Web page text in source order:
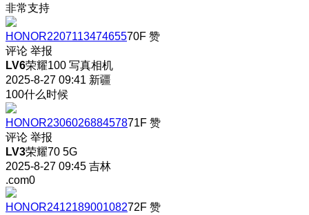
非常支持
HONOR220711347465570F 赞
评论 举报
LV6荣耀100 写真相机
2025-8-27 09:41 新疆
100什么时候
HONOR230602688457871F 赞
评论 举报
LV3荣耀70 5G
2025-8-27 09:45 吉林
.com0
HONOR241218900108272F 赞